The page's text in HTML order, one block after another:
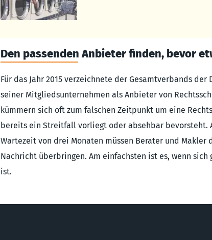
Den passenden Anbieter finden, bevor
Für das Jahr 2015 verzeichnete der Gesamtverbands der
seiner Mitgliedsunternehmen als Anbieter von
kümmern sich oft zum falschen Zeitpunkt um eine
bereits ein Streitfall vorliegt oder absehbar bevorsteht.
Wartezeit von drei Monaten müssen Berater und Makler
Nachricht überbringen. Am einfachsten ist es, wenn
ist.